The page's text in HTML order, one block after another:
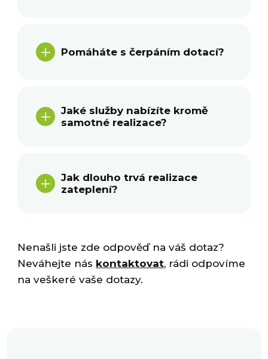
L Pomáháte s čerpáním dotací?
L
Jaké služby nabízíte kromě
samotné realizace?
L
Jak dlouho trvá realizace
zateplení?
Nenašli jste zde odpověď na váš dotaz?
Neváhejte nás kontaktovat, rádi odpovíme
na veškeré vaše dotazy.